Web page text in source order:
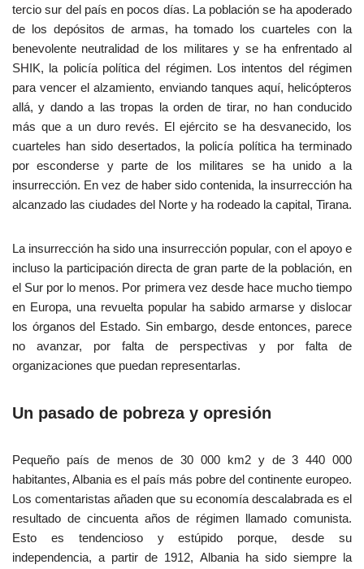
tercio sur del país en pocos días. La población se ha apoderado
de los depósitos de armas, ha tomado los cuarteles con la
benevolente neutralidad de los militares y se ha enfrentado al
SHIK, la policía política del régimen. Los intentos del régimen
para vencer el alzamiento, enviando tanques aquí, helicópteros
allá, y dando a las tropas la orden de tirar, no han conducido
más que a un duro revés. El ejército se ha desvanecido, los
cuarteles han sido desertados, la policía política ha terminado
por esconderse y parte de los militares se ha unido a la
insurrección. En vez de haber sido contenida, la insurrección ha
alcanzado las ciudades del Norte y ha rodeado la capital, Tirana.
La insurrección ha sido una insurrección popular, con el apoyo e
incluso la participación directa de gran parte de la población, en
el Sur por lo menos. Por primera vez desde hace mucho tiempo
en Europa, una revuelta popular ha sabido armarse y dislocar
los órganos del Estado. Sin embargo, desde entonces, parece
no avanzar, por falta de perspectivas y por falta de
organizaciones que puedan representarlas.
Un pasado de pobreza y opresión
Pequeño país de menos de 30 000 km2 y de 3 440 000
habitantes, Albania es el país más pobre del continente europeo.
Los comentaristas añaden que su economía descalabrada es el
resultado de cincuenta años de régimen llamado comunista.
Esto es tendencioso y estúpido porque, desde su
independencia, a partir de 1912, Albania ha sido siempre la